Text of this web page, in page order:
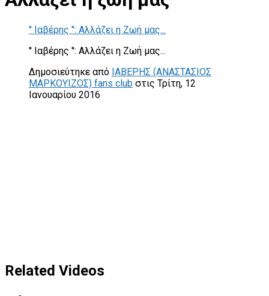
'' Ιαβέρης '': Αλλάζει η Ζωή μας...
'' Ιαβέρης '': Αλλάζει η Ζωή μας...
Δημοσιεύτηκε από ΙΑΒΕΡΗΣ (ΑΝΑΣΤΑΣΙΟΣ
ΜΑΡΚΟΥΙΖΟΣ) fans club στις Τρίτη, 12
Ιανουαρίου 2016
Related Videos